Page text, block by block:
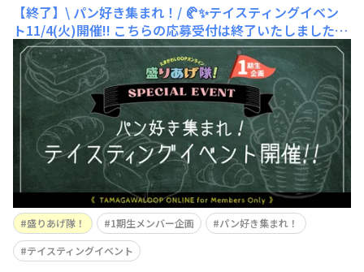
【終了】\ パン好き集まれ！/ 🥐✨テイスティングイベン
ト11/4(火)開催!! こちらの応募受付は終了いたしました。
盛りあげ隊！１期生企画！パン🍞好きの皆さんに贈る特別
なイベントを開催します！パン好き必見！ ｢たまがわLOO
Pオンライン｣ ユーザー限定の特別イベント、開催決定の
お知らせです！｢盛り上げ隊！｣ １期生のメンバーとして
活躍してくださったakiさん発案のもと、ショッピ
盛りあげ隊！ 1期生メンバー企画
パン好き集まれ！
テイスティングイベント